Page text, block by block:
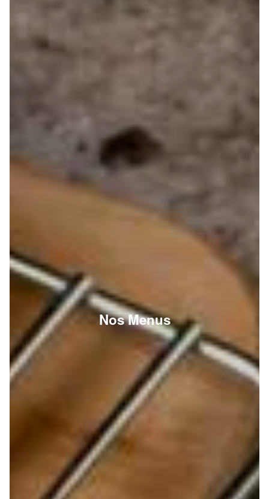
Nos Menus